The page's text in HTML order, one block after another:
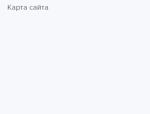
Карта сайта